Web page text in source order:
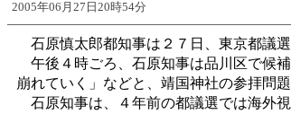
2005年06月27日20時54分
石原慎太郎都知事は２７日、東京都議
午後４時ごろ、石原知事は品川区で候
崩れていく」などと、靖国神社の参拝問
石原知事は、４年前の都議選では海外